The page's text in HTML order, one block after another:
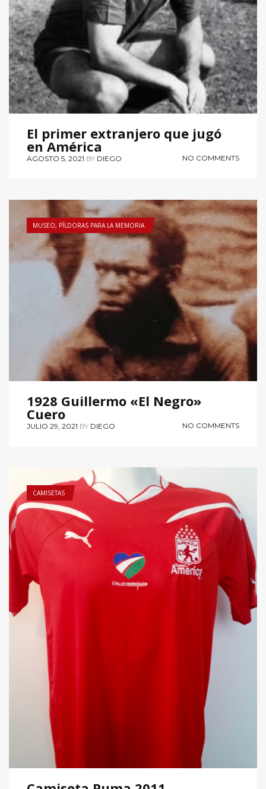
El primer extranjero que jugó
en América
AGOSTO 5, 2021 BY DIEGO NO COMMENTS
MUSEO, PÍLDORAS PARA LA MEMORIA
1928 Guillermo «El Negro»
Cuero
JULIO 29, 2021 BY DIEGO NO COMMENTS
CAMISETAS